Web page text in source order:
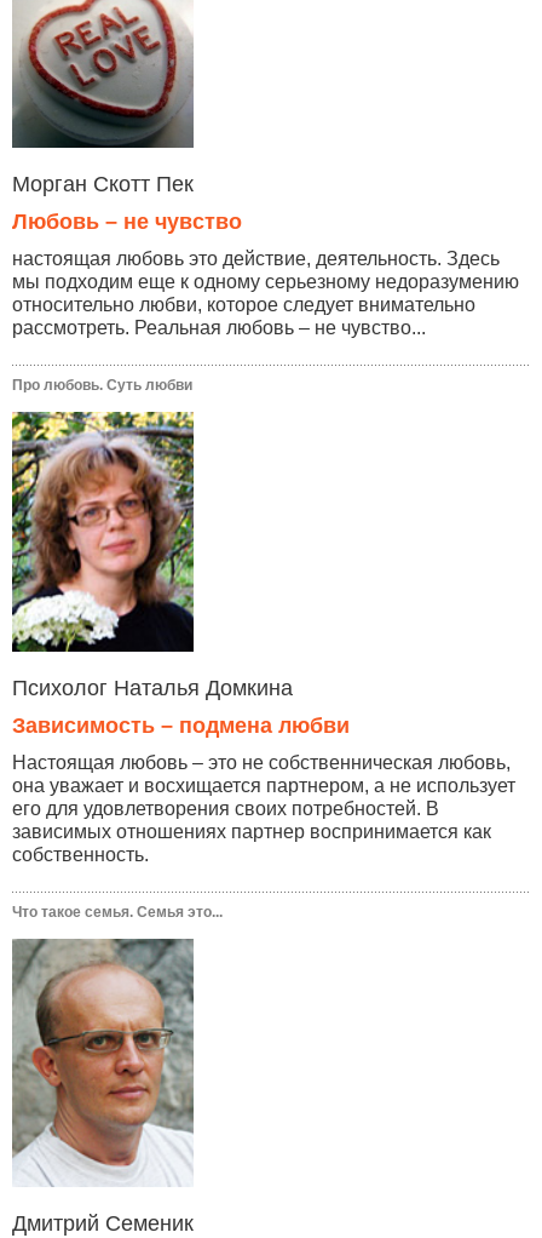
Морган Скотт Пек
Любовь – не чувство
настоящая любовь это действие, деятельность. Здесь
мы подходим еще к одному серьезному недоразумению
относительно любви, которое следует внимательно
рассмотреть. Реальная любовь – не чувство...
Про любовь. Суть любви
Психолог Наталья Домкина
Зависимость – подмена любви
Настоящая любовь – это не собственническая любовь,
она уважает и восхищается партнером, а не использует
его для удовлетворения своих потребностей. В
зависимых отношениях партнер воспринимается как
собственность.
Что такое семья. Семья это...
Дмитрий Семеник